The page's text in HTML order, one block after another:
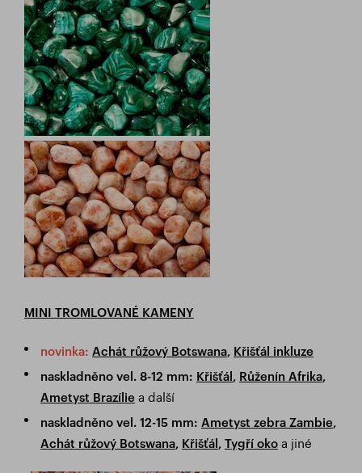
MINI TROMLOVANÉ KAMENY
novinka: Achát růžový Botswana, Křišťál inkluze
naskladněno vel. 8-12 mm: Křišťál , Růženín Afrika,
Ametyst Brazílie a další
naskladněno vel. 12-15 mm: Ametyst zebra Zambie,
Achát růžový Botswana, Křišťál , Tygří oko a jiné